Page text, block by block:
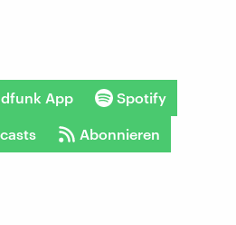
App Spotify
Abonnieren